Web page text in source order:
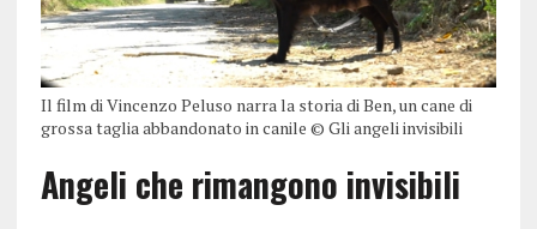
Il film di Vincenzo Peluso narra la storia di Ben, un cane di
grossa taglia abbandonato in canile © Gli angeli invisibili
Angeli che rimangono invisibili